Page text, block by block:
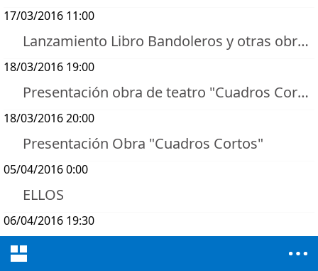
17/03/2016 11:00
Lanzamiento Libro Bandoleros y otras obras teatrales
18/03/2016 19:00
Presentación obra de teatro "Cuadros Cortos"
18/03/2016 20:00
Presentación Obra "Cuadros Cortos"
05/04/2016 0:00
ELLOS
06/04/2016 19:30
CARAVANA ESPAÑOLA - HEREDAD